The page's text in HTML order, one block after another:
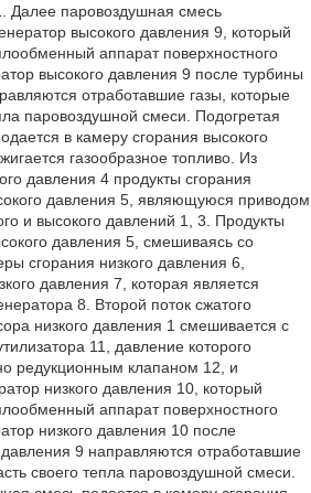
Далее паровоздушная смесь
высокого давления 9, который
аппарат поверхностного
высокого давления 9 после турбины
отработавшие газы, которые
паровоздушной смеси. Подогретая
в камеру сгорания высокого
газообразное топливо. Из
давления 4 продукты сгорания
давления 5, являющуюся приводом
и высокого давлений 1, 3. Продукты
давления 5, смешиваясь со
сгорания низкого давления 6,
давления 7, которая является
8. Второй поток сжатого
низкого давления 1 смешивается с
11, давление которого
редукционным клапаном 12, и
низкого давления 10, который
аппарат поверхностного
низкого давления 10 после
давления 9 направляются отработавшие
своего тепла паровоздушной смеси.